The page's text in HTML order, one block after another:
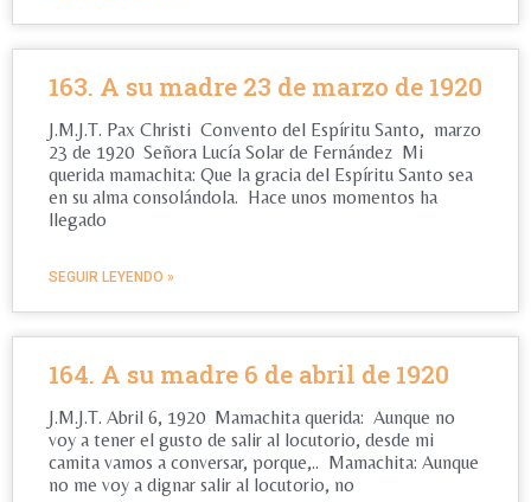
163. A su madre 23 de marzo de 1920
J.M.J.T. Pax Christi Convento del Espíritu Santo, marzo
23 de 1920 Señora Lucía Solar de Fernández Mi
querida mamachita: Que la gracia del Espíritu Santo sea
en su alma consolándola. Hace unos momentos ha
llegado
SEGUIR LEYENDO »
164. A su madre 6 de abril de 1920
J.M.J.T. Abril 6, 1920 Mamachita querida: Aunque no
voy a tener el gusto de salir al locutorio, desde mi
camita vamos a conversar, porque,.. Mamachita: Aunque
no me voy a dignar salir al locutorio, no